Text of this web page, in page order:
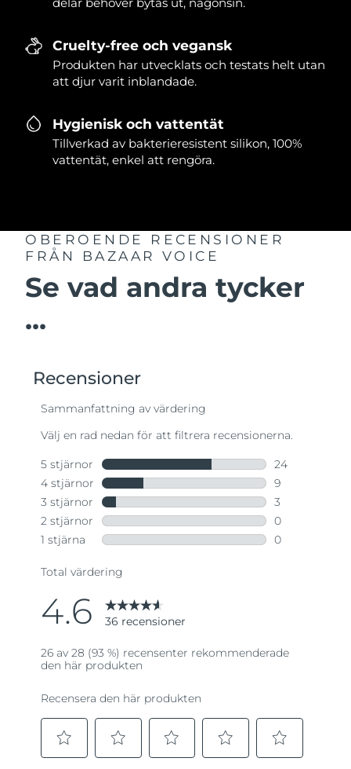
delar behöver bytas ut, någonsin.
Cruelty-free och vegansk
Produkten har utvecklats och testats helt utan
att djur varit inblandade.
Hygienisk och vattentät
Tillverkad av bakterieresistent silikon, 100%
vattentät, enkel att rengöra.
OBEROENDE RECENSIONER
FRÅN BAZAAR VOICE
Se vad andra tycker
...